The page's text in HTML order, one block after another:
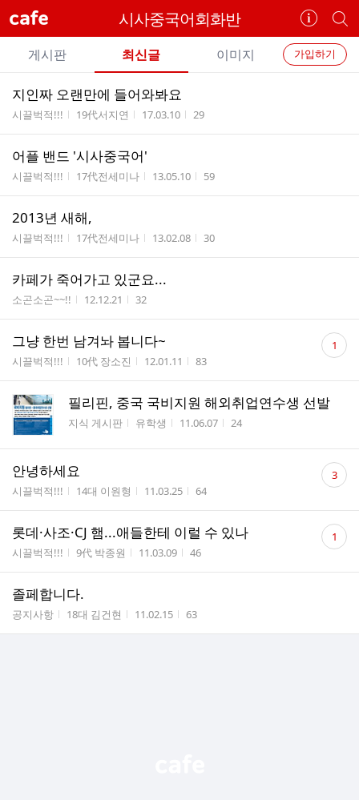
cafe 시사중국어회화반
카
페
정
보
개
별
카
페
카
페
메
뉴
가입하기
게시판 최신글 이미지
체
글
리
지인짜 오랜만에 들어와봐요
게시판명
시끌벅적!!! 작성자
19代서지연 작성시간
17.03.10 조회수
29
어플 밴드 '시사중국어'
게시판명
시끌벅적!!! 작성자
17代전세미나 작성시간
13.05.10 조회수
59
2013년 새해,
게시판명
시끌벅적!!! 작성자
17代전세미나 작성시간
13.02.08 조회수
30
카페가 죽어가고 있군요...
게시판명
소곤소곤~~!! 작성시간
12.12.21 조회수
32
그냥 한번 남겨놔 봅니다~
게시판명
시끌벅적!!! 작성자
10代 장소진 작성시간
12.01.11 조회수
83
댓
글 1
필리핀, 중국 국비지원 해외취업연수생 선발
게시판명
지식 게시판 작성자
유학생 작성시간
11.06.07 조회수
24
안녕하세요
게시판명
시끌벅적!!! 작성자
14대 이원형 작성시간
11.03.25 조회수
64
댓
글 3
롯데·사조·CJ 햄...애들한테 이럴 수 있나
게시판명
시끌벅적!!! 작성자
9代 박종원 작성시간
11.03.09 조회수
46
댓
글 1
졸페합니다.
게시판명
공지사항 작성자
18대 김건현 작성시간
11.02.15 조회수
63